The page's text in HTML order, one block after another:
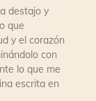
destajo y
que
y el corazón
con
lo que me
escrita en